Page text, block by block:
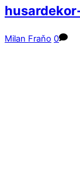
Milan Fraňo 0